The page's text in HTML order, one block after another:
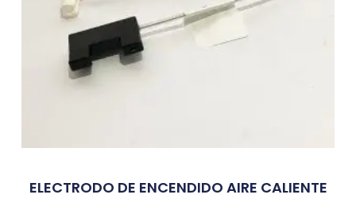
ELECTRODO DE ENCENDIDO AIRE CALIENTE